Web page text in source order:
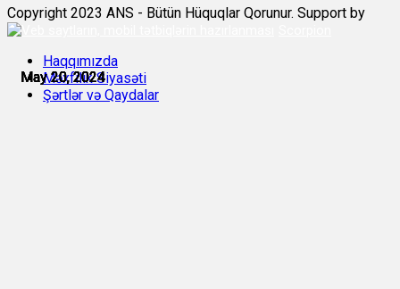
May 20, 2024
May 20, 2024
May 20, 2024
May 20, 2024
May 20, 2024
May 20, 2024
Copyright 2023 ANS - Bütün Hüquqlar Qorunur. Support by
Haqqımızda
Məxfilik Siyasəti
Şərtlər və Qaydalar